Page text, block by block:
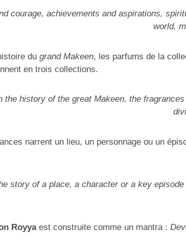
courage, achievements and aspirations,
world,
du grand Makeen, les parfums de la
en trois collections.
the history of the great Makeen, the
narrent un lieu, un personnage ou un
story of a place, a character or a key
Royyaest construite comme un mantra :